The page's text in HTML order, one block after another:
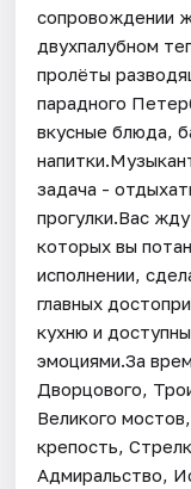
сопровождении
двухпалубном
пролёты
парадного
вкусные блюда,
задача -
прогулки.Вас
которых вы
исполнении,
главных
кухню и
эмоциями.За
Дворцового,
Великого
крепость,
Адмиральство,